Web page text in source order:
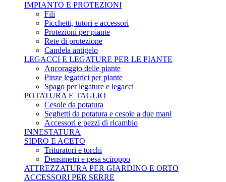
IMPIANTO E PROTEZIONI
Fili
Picchetti, tutori e accessori
Protezioni per piante
Rete di protezione
Candela antigelo
LEGACCI E LEGATURE PER LE PIANTE
Ancoraggio delle piante
Pinze legatrici per piante
Spago per legature e legacci
POTATURA E TAGLIO
Cesoie da potatura
Seghetti da potatura e cesoie a due mani
Accessori e pezzi di ricambio
INNESTATURA
SIDRO E ACETO
Trituratori e torchi
Densimetri e pesa sciroppo
ATTREZZATURA PER GIARDINO E ORTO
ACCESSORI PER SERRE